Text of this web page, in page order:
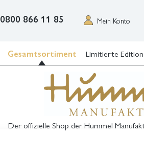
0800 866 11 85 Mein Konto
Gesamtsortiment Limitierte
Der offizielle Shop der Hummel